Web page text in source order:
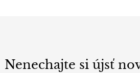
Nenechajte si újsť